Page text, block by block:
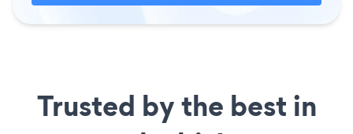
Trusted by the best in